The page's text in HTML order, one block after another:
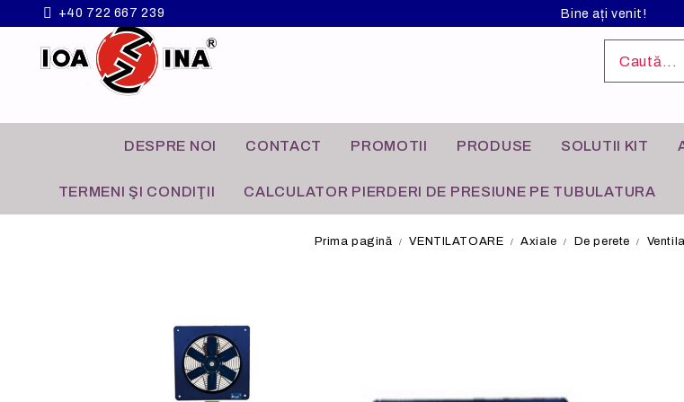
+40 722 667 239 Bine ați venit!
DESPRE NOI CONTACT PROMOTII PRODUSE SOLUTII KIT
TERMENI ŞI CONDIŢII CALCULATOR PIERDERI DE PRESIUNE PE TUBULATURA
Prima pagină VENTILATOARE Axiale De perete